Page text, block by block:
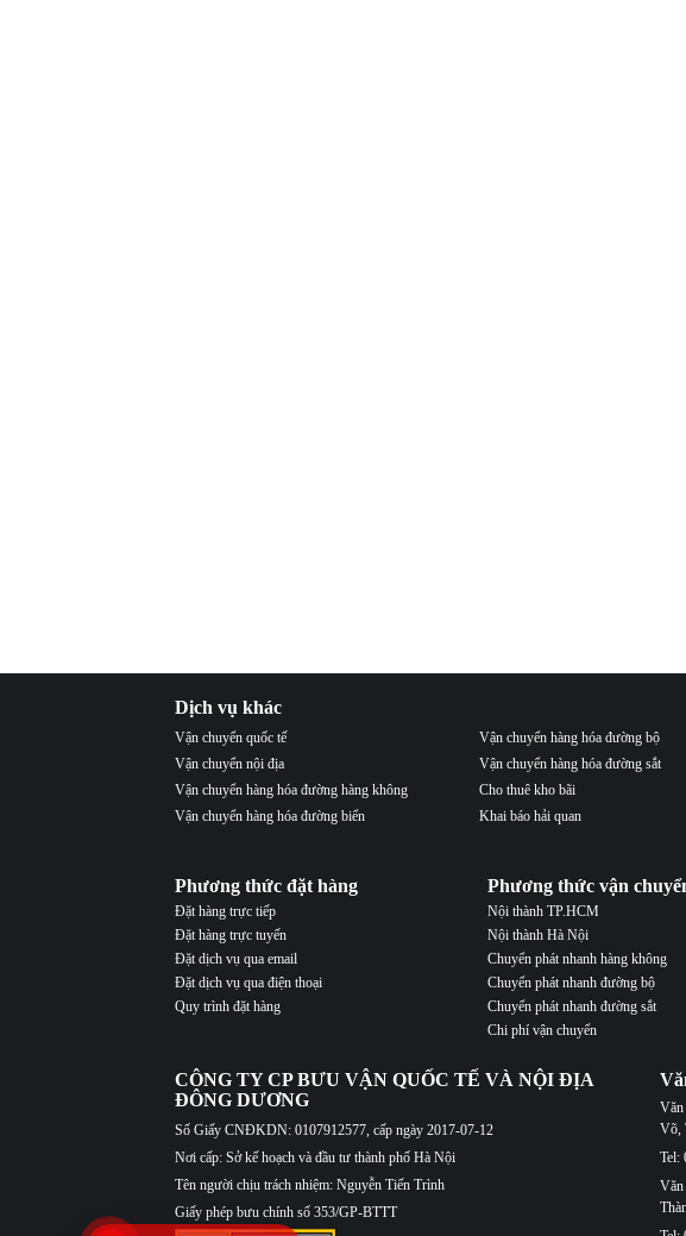
Dịch vụ khác
Vận chuyển quốc tế
Vận chuyển nội địa
Vận chuyển hàng hóa đường hàng không
Vận chuyển hàng hóa đường biển
Vận chuyển hàng hóa đường bộ
Vận chuyển hàng hóa đường sắt
Cho thuê kho bãi
Khai báo hải quan
Phương thức đặt hàng
Đặt hàng trực tiếp
Đặt hàng trực tuyến
Đặt dịch vụ qua email
Đặt dịch vụ qua điện thoại
Quy trình đặt hàng
Phương thức vận
Nội thành TP.HCM
Nội thành Hà Nội
Chuyển phát nhanh hàng không
Chuyển phát nhanh đường bộ
Chuyển phát nhanh đường sắt
Chi phí vận chuyển
CÔNG TY CP BƯU VẬN QUỐC TẾ VÀ NỘI ĐỊA
ĐÔNG DƯƠNG
Số Giấy CNĐKDN: 0107912577, cấp ngày 2017-07-12
Nơi cấp: Sở kế hoạch và đầu tư thành phố Hà Nội
Tên người chịu trách nhiệm: Nguyễn Tiến Trình
Giấy phép bưu chính số 353/GP-BTTT
Văn
Võ,
Tel:
Văn